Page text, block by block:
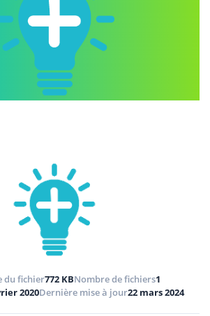
du fichier772 KBNombre de fichiers1
2020Dernière mise à jour22 mars 2024